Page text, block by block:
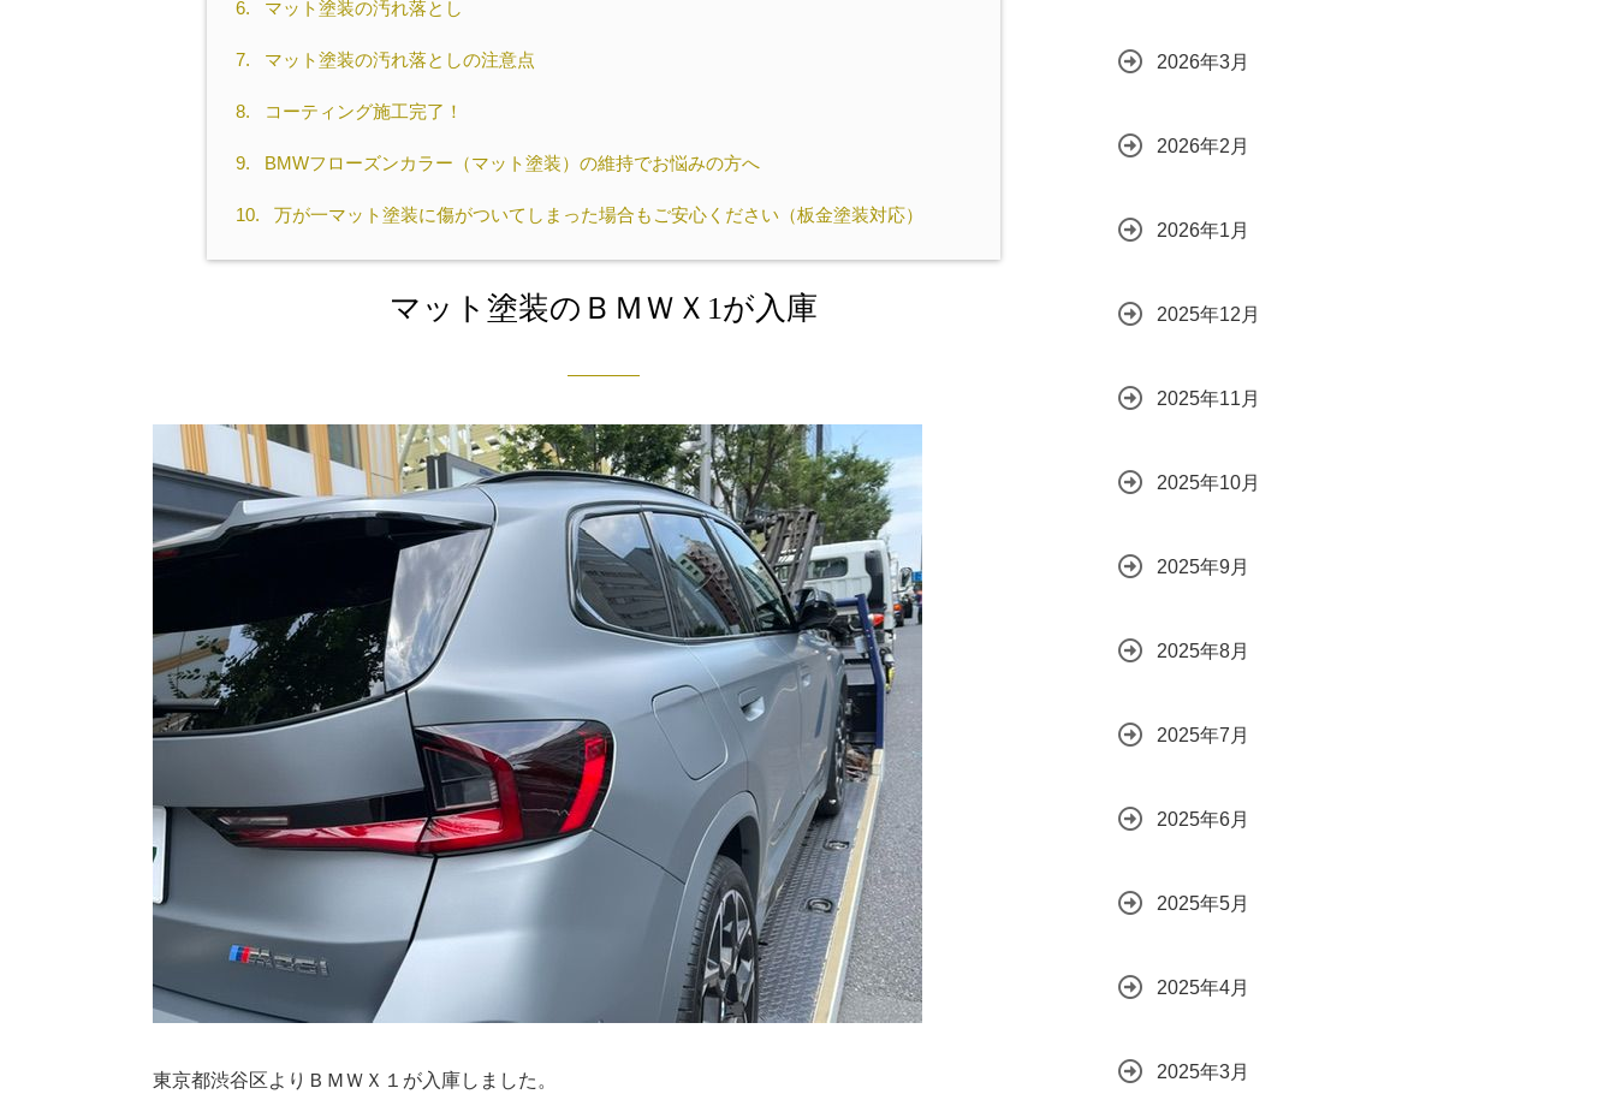
6. マット塗装の汚れ落とし
7. マット塗装の汚れ落としの注意点
8. コーティング施工完了！
9. BMWフローズンカラー（マット塗装）の維持でお悩みの方へ
10. 万が一マット塗装に傷がついてしまった場合もご安心ください（板金塗装対応）
マット塗装のＢＭＷＸ1が入庫
東京都渋谷区よりＢＭＷＸ１が入庫しました。
2026年3月
2026年2月
2026年1月
2025年12月
2025年11月
2025年10月
2025年9月
2025年8月
2025年7月
2025年6月
2025年5月
2025年4月
2025年3月